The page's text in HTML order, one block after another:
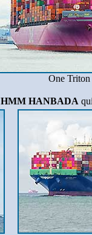
One Triton
HMM HANBADA